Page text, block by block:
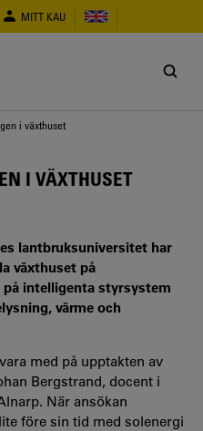
MITT KAU
i växthuset
I VÄXTHUSET
lantbruksuniversitet har
växthuset på
intelligenta styrsystem
värme och
med på upptakten av
Bergstrand, docent i
När ansökan
före sin tid med solenergi